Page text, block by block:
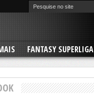
FANTASY SUPERLIGA